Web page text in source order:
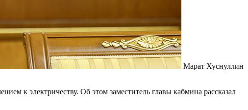
Марат Хуснуллин
к электричеству. Об этом заместитель главы кабмина рассказал